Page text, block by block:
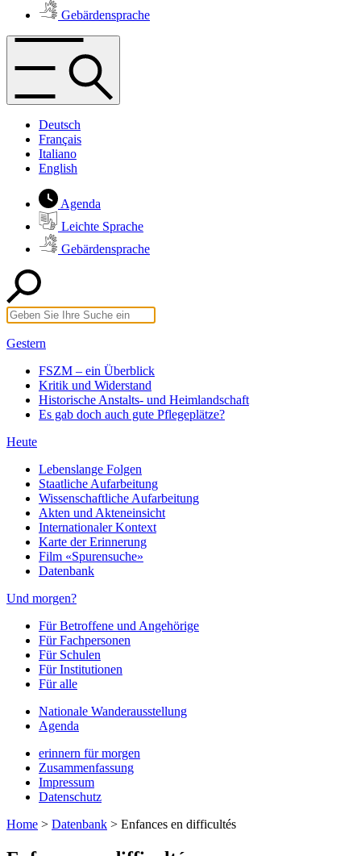
Gebärdensprache
Deutsch
Français
Italiano
English
Agenda
Leichte Sprache
Gebärdensprache
Gestern
FSZM – ein Überblick
Kritik und Widerstand
Historische Anstalts- und Heimlandschaft
Es gab doch auch gute Pflegeplätze?
Heute
Lebenslange Folgen
Staatliche Aufarbeitung
Wissenschaftliche Aufarbeitung
Akten und Akteneinsicht
Internationaler Kontext
Karte der Erinnerung
Film «Spurensuche»
Datenbank
Und morgen?
Für Betroffene und Angehörige
Für Fachpersonen
Für Schulen
Für Institutionen
Für alle
Nationale Wanderausstellung
Agenda
erinnern für morgen
Zusammenfassung
Impressum
Datenschutz
Home > Datenbank > Enfances en difficultés